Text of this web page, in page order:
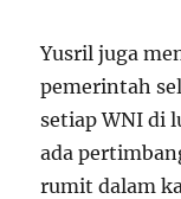
Yusril juga
pemerintah
setiap WNI di
ada
rumit dalam